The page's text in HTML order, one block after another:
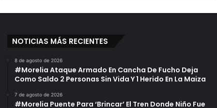
NOTICIAS MÁS RECIENTES
8 de agosto de 2026
#Morelia Ataque Armado En Cancha De Fucho Deja
Como Saldo 2 Personas Sin Vida Y 1 Herido En La Maiza
7 de agosto de 2026
#Morelia Puente Para ‘Brincar’ El Tren Donde Niño Fue